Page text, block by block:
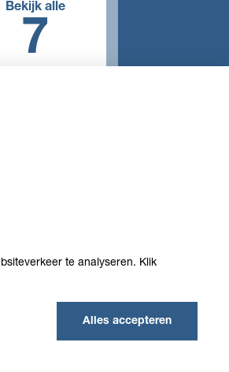
Bekijk alle
7
te analyseren. Klik
Alles accepteren